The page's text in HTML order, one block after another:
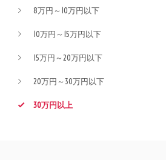
8万円～10万円以下
10万円～15万円以下
15万円～20万円以下
20万円～30万円以下
30万円以上